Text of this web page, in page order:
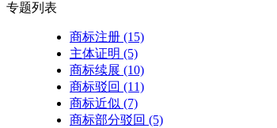
专题列表
商标注册 (15)
主体证明 (5)
商标续展 (10)
商标驳回 (11)
商标近似 (7)
商标部分驳回 (5)